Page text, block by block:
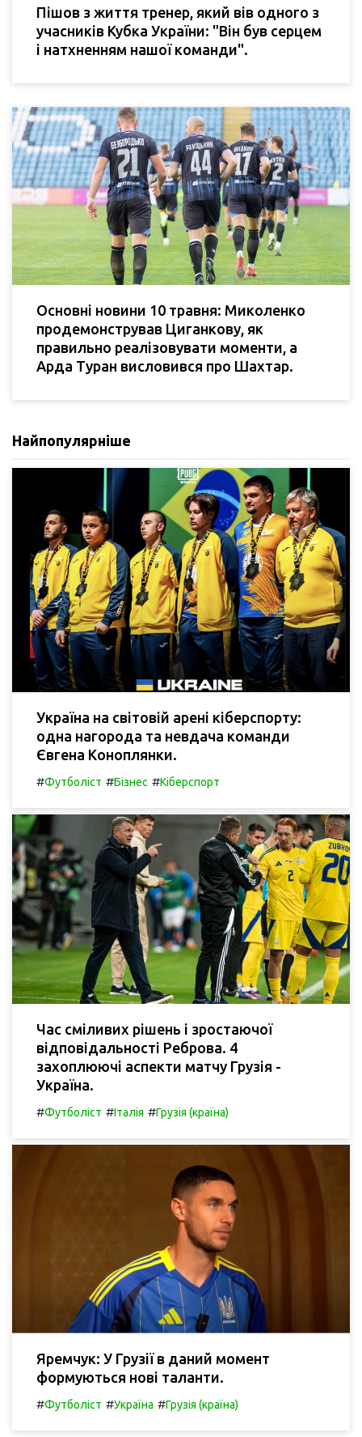
Пішов з життя тренер, який вів одного з
учасників Кубка України: "Він був серцем
і натхненням нашої команди".
Основні новини 10 травня: Миколенко
продемонстрував Циганкову, як
правильно реалізовувати моменти, а
Арда Туран висловився про Шахтар.
Найпопулярніше
Україна на світовій арені кіберспорту:
одна нагорода та невдача команди
Євгена Коноплянки.
#Футболіст #Бізнес #Кіберспорт
Час сміливих рішень і зростаючої
відповідальності Реброва. 4
захоплюючі аспекти матчу Грузія -
Україна.
#Футболіст #Італія #Грузія (країна)
Яремчук: У Грузії в даний момент
формуються нові таланти.
#Футболіст #Україна #Грузія (країна)